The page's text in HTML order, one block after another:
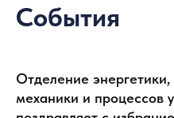
События
Отделение
механики и процессов